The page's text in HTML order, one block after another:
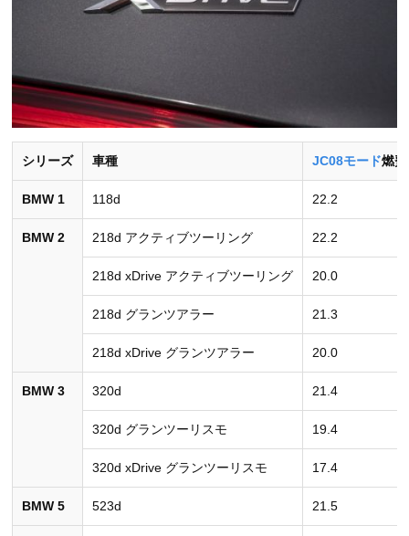
シリーズ 車種 JC08モード燃費
BMW 1 118d 22.2
BMW 2 218d アクティブツーリング 22.2
218d xDrive アクティブツーリング 20.0
218d グランツアラー 21.3
218d xDrive グランツアラー 20.0
BMW 3 320d 21.4
320d グランツーリスモ 19.4
320d xDrive グランツーリスモ 17.4
BMW 5 523d 21.5